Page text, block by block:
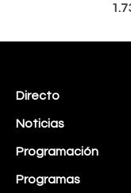
Directo
Noticias
Programación
Programas